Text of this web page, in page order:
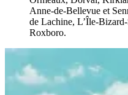
Anne-de-Bellevue et
de Lachine, L’Île-
Roxboro.